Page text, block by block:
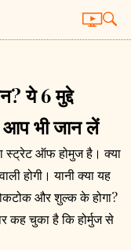
ये 6 मुद्दे
भी जान लें
स्ट्रेट ऑफ होमुज है। क्या
होगी। यानी क्या यह
और शुल्क के होगा?
कह चुका है कि होर्मुज से